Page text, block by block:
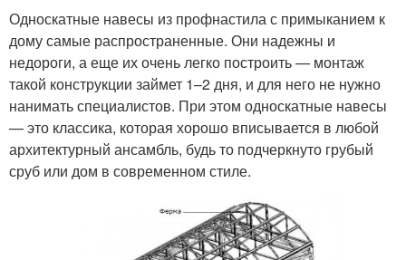
Односкатные навесы из профнастила с примыканием к
дому самые распространенные. Они надежны и
недороги, а еще их очень легко построить — монтаж
такой конструкции займет 1–2 дня, и для него не нужно
нанимать специалистов. При этом односкатные навесы
— это классика, которая хорошо вписывается в любой
архитектурный ансамбль, будь то подчеркнуто грубый
сруб или дом в современном стиле.